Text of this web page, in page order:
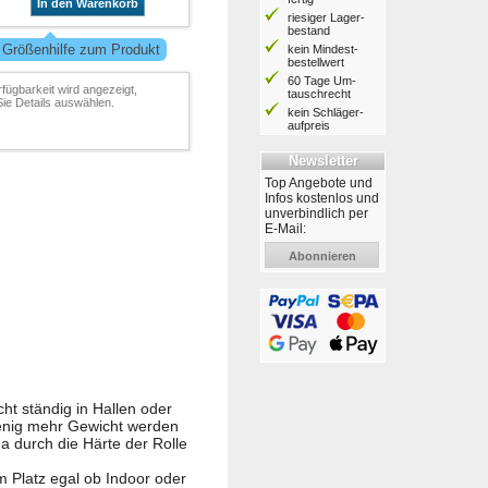
In den Warenkorb
zum Produkt
wird angezeigt,
Details auswählen.
ständig in Hallen oder
mehr Gewicht werden
durch die Härte der Rolle
Platz egal ob Indoor oder
riesiger Lager­
bestand
kein Mindest­
bestell­wert
60 Tage Um­
tausch­recht
kein Schläger­
aufpreis
Newsletter
Top Angebote und
Infos kostenlos und
unverbindlich per
E-Mail:
Abonnieren